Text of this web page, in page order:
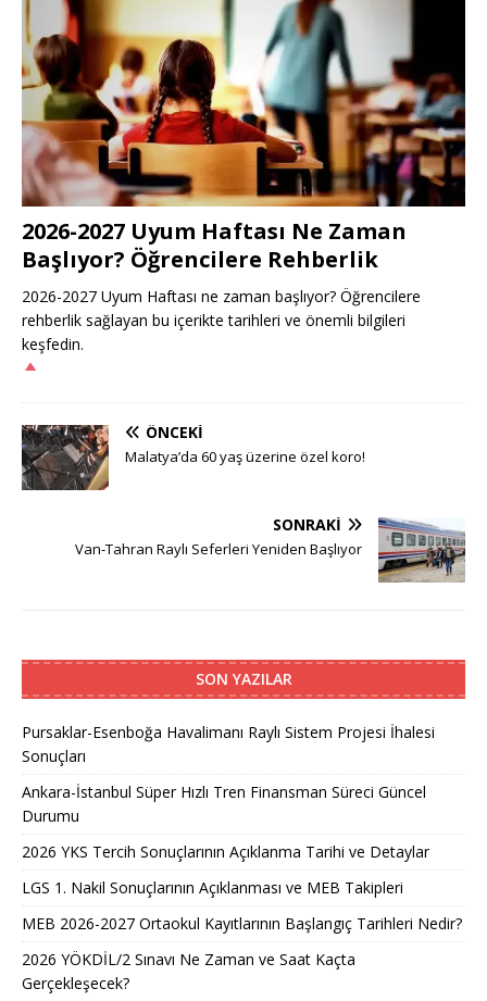
2026-2027 Uyum Haftası Ne Zaman
Başlıyor? Öğrencilere Rehberlik
2026-2027 Uyum Haftası ne zaman başlıyor? Öğrencilere
rehberlik sağlayan bu içerikte tarihleri ve önemli bilgileri
keşfedin.
ÖNCEKI
Malatya’da 60 yaş üzerine özel koro!
SONRAKI
Van-Tahran Raylı Seferleri Yeniden Başlıyor
SON YAZILAR
Pursaklar-Esenboğa Havalimanı Raylı Sistem Projesi İhalesi
Sonuçları
Ankara-İstanbul Süper Hızlı Tren Finansman Süreci Güncel
Durumu
2026 YKS Tercih Sonuçlarının Açıklanma Tarihi ve Detaylar
LGS 1. Nakil Sonuçlarının Açıklanması ve MEB Takipleri
MEB 2026-2027 Ortaokul Kayıtlarının Başlangıç Tarihleri Nedir?
2026 YÖKDİL/2 Sınavı Ne Zaman ve Saat Kaçta
Gerçekleşecek?